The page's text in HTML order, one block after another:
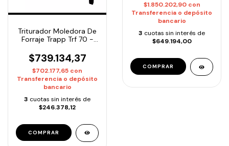
Triturador Moledora De
Forraje Trapp Trf 70 -
$739.134,37
$702.177,65 con
Transferencia o depósito
bancario
3 cuotas sin interés de
$246.378,12
$1.850.202,90 con
Transferencia o depósito
bancario
3 cuotas sin interés de
$649.194,00